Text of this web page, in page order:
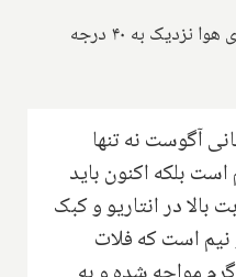
یادتان نرود، روزهای آینده دمای هوا نزدیک به ۴۰ درجه
آگوست نه تنها
بلکه اکنون باید
در انتاریو و کبک
نیم است که فلات